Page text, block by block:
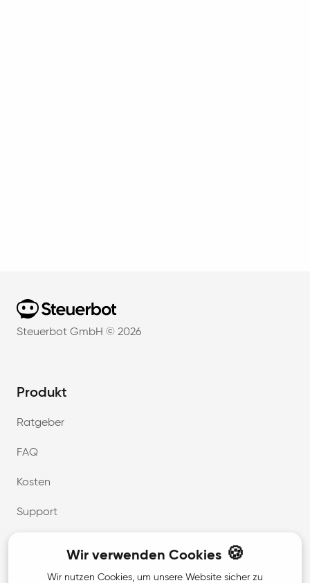
Home
Steuerbot GmbH © 2026
Produkt
Ratgeber
FAQ
Kosten
Support
Wir verwenden Cookies🍪
Wir nutzen Cookies, um unsere Website sicher zu